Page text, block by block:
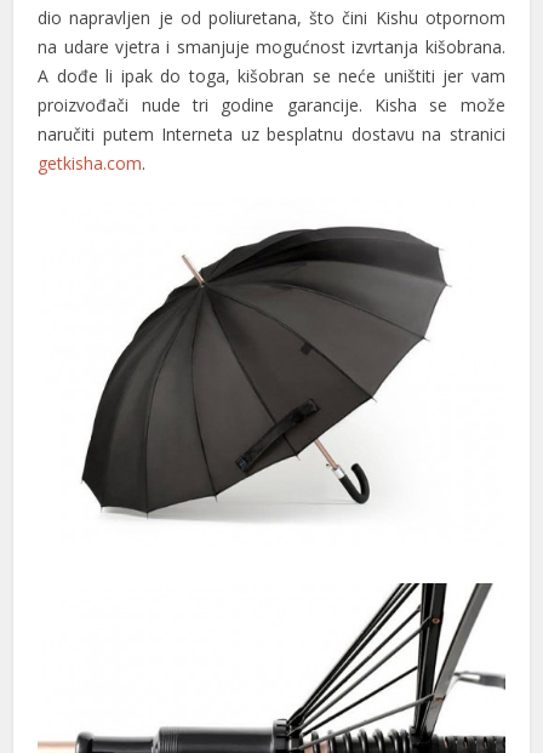
dio napravljen je od poliuretana, što čini Kishu otpornom
na udare vjetra i smanjuje mogućnost izvrtanja kišobrana.
A dođe li ipak do toga, kišobran se neće uništiti jer vam
proizvođači nude tri godine garancije. Kisha se može
naručiti putem Interneta uz besplatnu dostavu na stranici
getkisha.com.